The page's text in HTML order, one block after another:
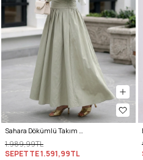
Sahara Dökümlü Takım 3008 - SU YEŞİLİ
1.989,99TL
SEPETTE1.591,99TL